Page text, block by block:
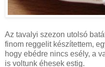
Az tavalyi szezon utolsó
finom reggelit készítettem,
hogy ebédre nincs esély, a
is voltunk éhesek estig.